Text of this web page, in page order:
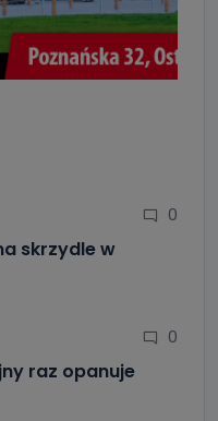
0
skrzydle w
0
raz opanuje